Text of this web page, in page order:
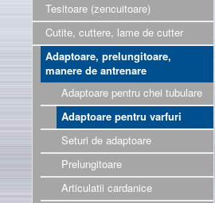
Tesitoare (zencuitoare)
Cutite, cuttere, lame de cutter
Adaptoare, prelungitoare,
manere de antrenare
Adaptoare pentru chei tubulare
Adaptoare pentru varfuri
Seturi de adaptoare
Prelungitoare
Articulatii cardanice